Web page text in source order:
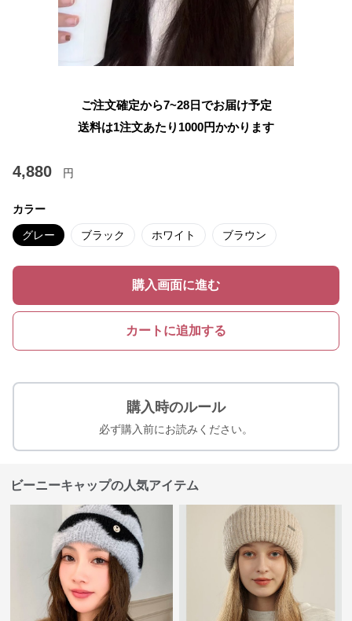
ご注文確定から7~28日でお届け予定
送料は1注文あたり 1000円かかります
4,880 円
カラー
グレー ブラック ホワイト ブラウン
購入画面に進む
カートに追加する
購入時のルール
必ず購入前にお読みください。
ビーニーキャップの人気アイテム